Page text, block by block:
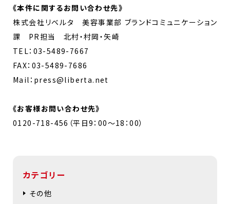
《本件に関するお問い合わせ先》
株式会社リベルタ 美容事業部 ブランドコミュニケーション
課 PR担当 北村・村岡・矢崎
TEL：03-5489-7667
FAX：03-5489-7686
Mail：press@liberta.net
《お客様お問い合わせ先》
0120-718-456（平日9：00～18：00）
カテゴリー
その他